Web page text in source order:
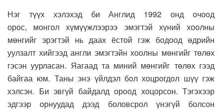
Нэг түүх хэлэхэд би Англид 1992 онд очоод
орос, монгол хүмүүжлээрээ эмэгтэй хүний хоолны
мөнгийг эрэгтэй нь даах ёстой гэж бодоод өдрийн
уулзалт хийгээд англи эмэгтэйн хоолны мөнгийг төлөх
гэсэн уурласан. Яагаад та миний мөнгийг төлөх гээд
байгаа юм. Таны энэ үйлдэл бол хоцрогдол шүү гэж
хэлсэн. Би эвгүй байдалд ороод хоцорсон. Тэгэхээр
эдгээр орнуудад дээд боловсрол үнэгүй болсон